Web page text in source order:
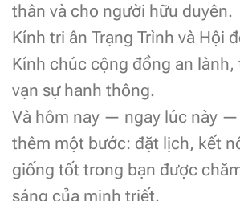
thân và cho người hữu duyên.
Kính tri ân Trạng Trình và Hội
Kính chúc cộng đồng an lành,
vạn sự hanh thông.
Và hôm nay — ngay lúc này
thêm một bước: đặt lịch, kết
giống tốt trong bạn được
sáng của minh triết.